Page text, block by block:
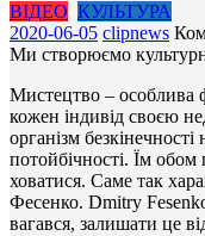
ВІДЕО КУЛЬТУРА
2020-06-05 clipnews
Ми створюємо
Мистецтво – особлива
кожен індивід своєю
організм
потойбічності. Їм
ховатися. Саме так
Фесенко. Dmitry
вагався, залишати це